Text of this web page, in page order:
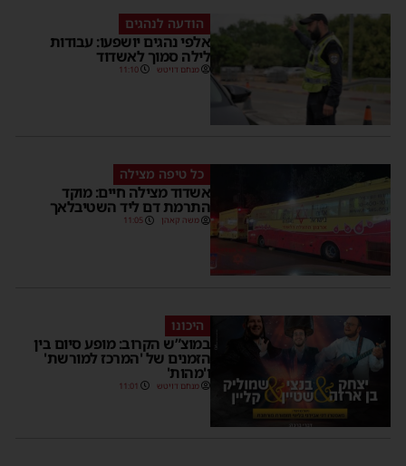
הודעה לנהגים
אלפי נהגים יושפעו: עבודות
לילה סמוך לאשדוד
מנחם דויטש 11:10
כל טיפה מצילה
אשדוד מצילה חיים: מוקד
התרמת דם ליד השטיבלאך
משה קאהן 11:05
היכונו
במוצ”ש הקרוב: מופע סיום בין
הזמנים של 'המרכז למורשת'
ו'מהות'
מנחם דויטש 11:01